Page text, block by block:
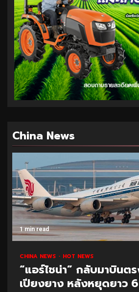
China News
1 min read
CHINA NEWS HOT NEWS
“แอร์ไชน่า” กลับมาบินต
เปียงยาง หลังหยุดยาว